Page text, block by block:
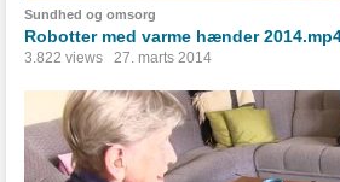
Sundhed og omsorg
Robotter med varme hænder
3.822 views 27. marts 2014